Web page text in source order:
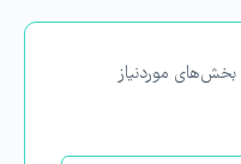
بخش‌های موردنیاز